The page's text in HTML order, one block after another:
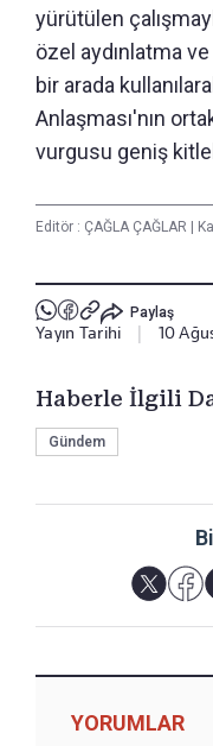
yürütülen
özel aydınlatma
bir arada
Anlaşması'nın
vurgusu geniş
Editör : ÇAĞLA ÇAĞLAR
Paylaş
Yayın Tarihi 10
Haberle İlgili
Gündem
YORUMLAR